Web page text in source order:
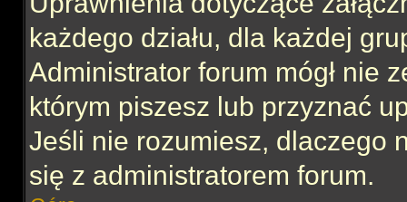
każdego działu, dla każdej
Administrator forum mógł nie
którym piszesz lub przyznać
Jeśli nie rozumiesz, dlaczego
się z administratorem forum.